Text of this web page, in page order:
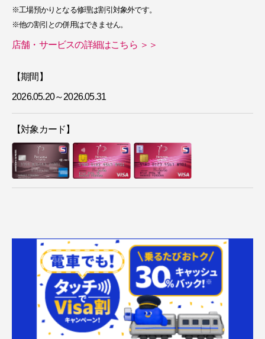
※工場預かりとなる修理は割引対象外です。
※他の割引との併用はできません。
店舗・サービスの詳細はこちら ＞＞
【期間】
2026.05.20～2026.05.31
【対象カード】